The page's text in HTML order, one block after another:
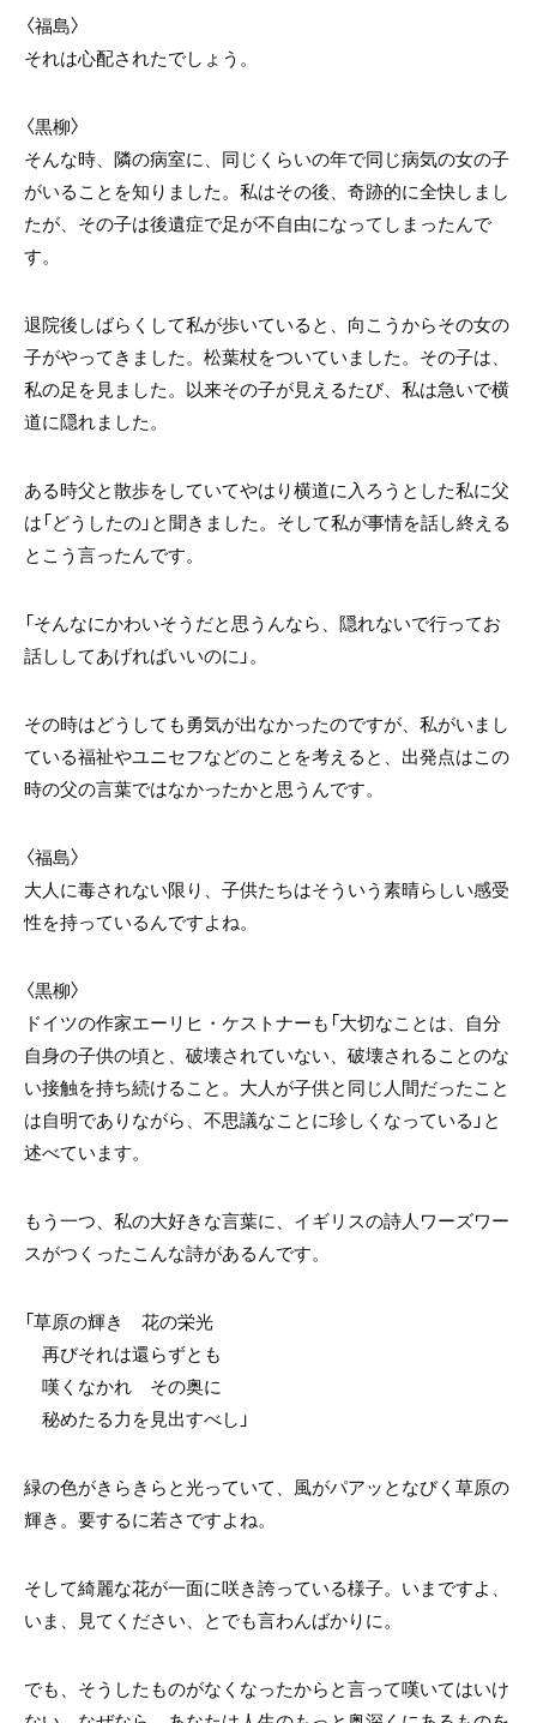
〈福島〉
それは心配されたでしょう。
〈黒柳〉
そんな時、隣の病室に、同じくらいの年で同じ病気の女の子
がいることを知りました。私はその後、奇跡的に全快しまし
たが、その子は後遺症で足が不自由になってしまったんで
す。
退院後しばらくして私が歩いていると、向こうからその女の
子がやってきました。松葉杖をついていました。その子は、
私の足を見ました。以来その子が見えるたび、私は急いで横
道に隠れました。
ある時父と散歩をしていてやはり横道に入ろうとした私に父
は「どうしたの」と聞きました。そして私が事情を話し終える
とこう言ったんです。
「そんなにかわいそうだと思うんなら、隠れないで行ってお
話ししてあげればいいのに」。
その時はどうしても勇気が出なかったのですが、私がいまし
ている福祉やユニセフなどのことを考えると、出発点はこの
時の父の言葉ではなかったかと思うんです。
〈福島〉
大人に毒されない限り、子供たちはそういう素晴らしい感受
性を持っているんですよね。
〈黒柳〉
ドイツの作家エーリヒ・ケストナーも「大切なことは、自分
自身の子供の頃と、破壊されていない、破壊されることのな
い接触を持ち続けること。大人が子供と同じ人間だったこと
は自明でありながら、不思議なことに珍しくなっている」と
述べています。
もう一つ、私の大好きな言葉に、イギリスの詩人ワーズワー
スがつくったこんな詩があるんです。
「草原の輝き 花の栄光
再びそれは還らずとも
嘆くなかれ その奥に
秘めたる力を見出すべし」
緑の色がきらきらと光っていて、風がパアッとなびく草原の
輝き。要するに若さですよね。
そして綺麗な花が一面に咲き誇っている様子。いまですよ、
いま、見てください、とでも言わんばかりに。
でも、そうしたものがなくなったからと言って嘆いてはいけ